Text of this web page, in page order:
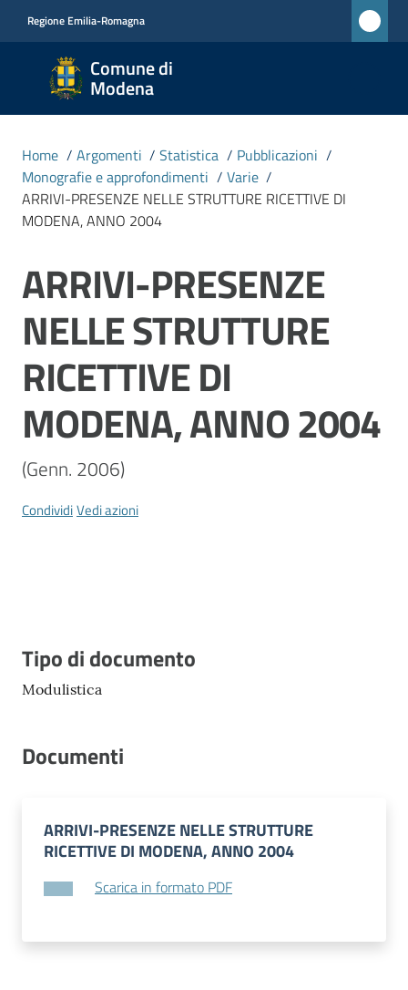
Regione Emilia-Romagna
Comune di
Modena
Comune
di
Modena
CIVICA
MONET
Novità
Servizi
Vivere
Modena
su
Home / Argomenti / Statistica / Pubblicazioni /
Monografie e approfondimenti / Varie /
ARRIVI-PRESENZE NELLE STRUTTURE RICETTIVE DI
MODENA, ANNO 2004
Salta al contenuto
ARRIVI-PRESENZE
NELLE STRUTTURE
RICETTIVE DI
MODENA, ANNO 2004
(Genn. 2006)
CondividiVedi azioni
Descrizione
Tipo di documento
Modulistica
Documenti
ARRIVI-PRESENZE NELLE STRUTTURE
RICETTIVE DI MODENA, ANNO 2004
Scarica in formato PDF